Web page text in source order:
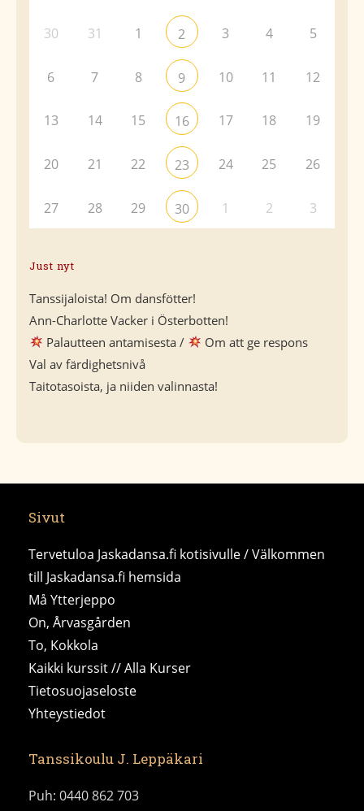
30 31 1 2 3 4 5
6 7 8 9 10 11 12
13 14 15 16 17 18 19
20 21 22 23 24 25 26
27 28 29 30 1 2 3
Just nyt
Tanssijaloista! Om dansfötter!
Ann-Charlotte Vacker i Österbotten!
Palautteen antamisesta /
Om att ge respons
Val av färdighetsnivå
Taitotasoista, ja niiden valinnasta!
Sivut
Tervetuloa Jaskadansa.fi kotisivulle / Välkommen
till Jaskadansa.fi hemsida
Må Ytterjeppo
On, Årvasgården
To, Kokkola
Kaikki kurssit // Alla Kurser
Tietosuojaseloste
Yhteystiedot
Tanssikoulu J. Leppäkari
Puh: 0440 862 703